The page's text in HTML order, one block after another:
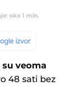
oko 1 min.
veoma
48 sati bez